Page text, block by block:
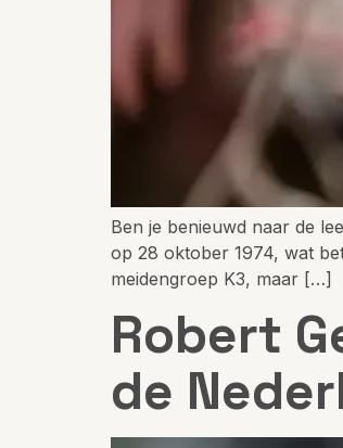
Ben je benieuwd naar de
op 28 oktober 1974, wat
meidengroep K3, maar […]
Robert
de